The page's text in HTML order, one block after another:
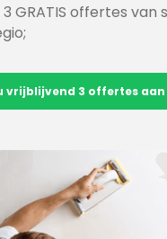
GRATIS offertes van
vrijblijvend 3 offertes aan